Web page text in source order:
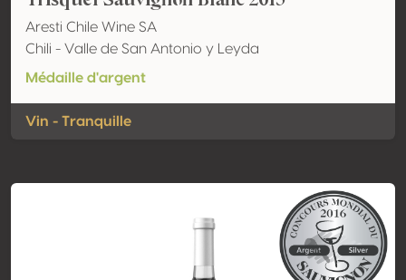
Aresti Chile Wine SA
Chili - Valle de San Antonio y Leyda
Médaille d'argent
Vin - Tranquille